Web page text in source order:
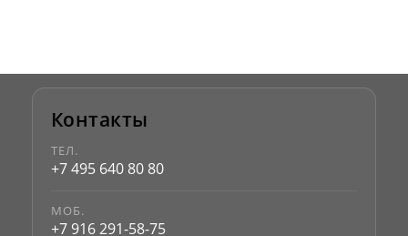
Контакты
ТЕЛ.
+7 495 640 80 80
МОБ.
+7 916 291-58-75